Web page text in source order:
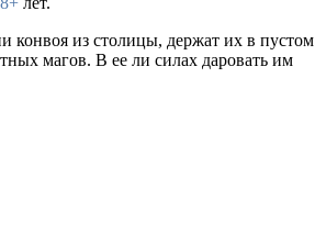
конвоя из столицы, держат их в пустом
магов. В ее ли силах даровать им